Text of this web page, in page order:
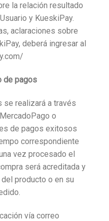
la relación resultado
y KueskiPay.
aclaraciones sobre
deberá ingresar al
pagos
se realizará a través
o
de pagos exitosos
correspondiente
vez procesado el
será acreditada y
producto o en su
vía correo